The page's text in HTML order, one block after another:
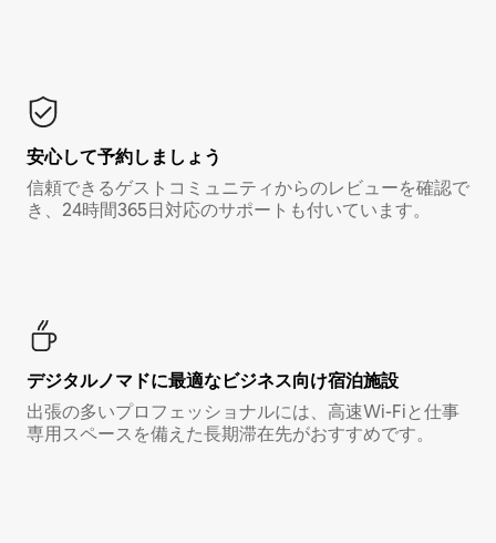
安心して予約しましょう
信頼できるゲストコミュニティからのレビューを確認で
き、24時間365日対応のサポートも付いています。
デジタルノマド⁠に最⁠適⁠なビ⁠ジ⁠ネ⁠ス⁠向⁠け宿⁠泊⁠施⁠設
出張の多いプロフェッショナルには、高速Wi-Fiと仕事
専用スペースを備えた長期滞在先がおすすめです。